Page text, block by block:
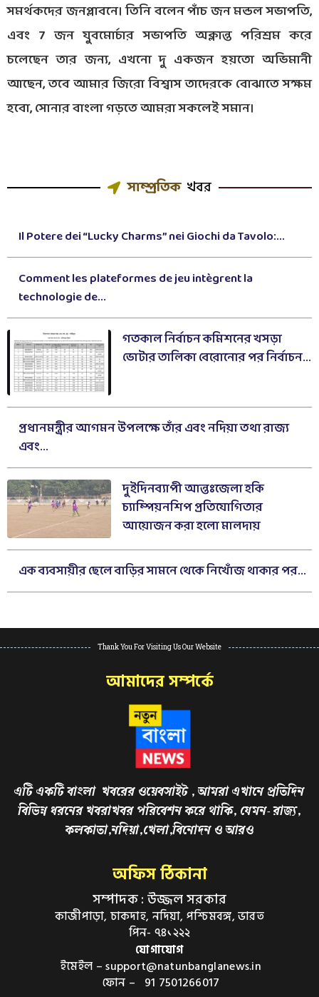
সমর্থকদের জনপ্লাবনে। তিনি বলেন পাঁচ জন মন্ডল সভাপতি,
এবং 7 জন যুবমোর্চার সভাপতি অক্লান্ত পরিশ্রম করে
চলেছেন তার জন্য, এখনো দু একজন হয়তো অভিমানী
আছেন, তবে আমার জিরো বিশ্বাস তাদেরকে বোঝাতে সক্ষম
হবো, সোনার বাংলা গড়তে আমরা সকলেই সমান।
সাম্প্রতিক খবর
Il Potere dei “Lucky Charms” nei Giochi da Tavolo:...
Comment les plateformes de jeu intègrent la
technologie de...
গতকাল নির্বাচন কমিশনের খসড়া
ভোটার তালিকা বেরোনোর পর নির্বাচন...
প্রধানমন্ত্রীর আগমন উপলক্ষে তাঁর এবং নদিয়া তথা রাজ্য
এবং...
দুইদিনব্যাপী আন্তঃজেলা হকি
চ্যাম্পিয়নশিপ প্রতিযোগিতার
আয়োজন করা হলো মালদায়
এক ব্যবসায়ীর ছেলে বাড়ির সামনে থেকে নিখোঁজ থাকার পর...
Thank You For Visiting Us Our Website
আমাদের সম্পর্কে
এটি একটি বাংলা খবরের ওয়েবসাইট , আমরা এখানে প্রতিদিন
বিভিন্ন ধরনের খবরাখবর পরিবেশন করে থাকি, যেমন- রাজ্য,
কলকাতা,নদিয়া,খেলা,বিনোদন ও আরও
অফিস ঠিকানা
সম্পাদক : উজ্জল সরকার
কাজীপাড়া, চাকদাহ, নদিয়া, পশ্চিমবঙ্গ, ভারত
পিন- ৭৪১২২২
যোগাযোগ
ইমেইল – support@natunbanglanews.in
ফোন – 91 7501266017